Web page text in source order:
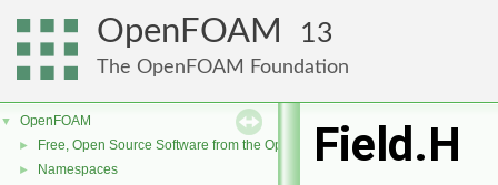
OpenFOAM 13
The OpenFOAM Foundation
▼ OpenFOAM
► Free, Open Source Software from the OpenFOAM Foundation
► Namespaces Field.H